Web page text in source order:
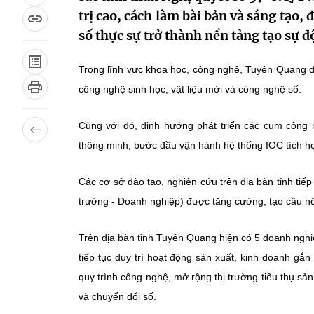
trị cao, cách làm bài bản và sáng tạo,
số thực sự trở thành nền tảng tạo sự
Trong lĩnh vực khoa học, công nghệ, Tuyên
công nghệ sinh học, vật liệu mới và công nghệ số.
Cùng với đó, định hướng phát triển các cụm
thông minh, bước đầu vận hành hệ thống IOC tích
Các cơ sở đào tạo, nghiên cứu trên địa bàn tỉnh
trường - Doanh nghiệp) được tăng cường, tạo cầu
Trên địa bàn tỉnh Tuyên Quang hiện có 5 doanh
tiếp tục duy trì hoạt động sản xuất, kinh doanh
quy trình công nghệ, mở rộng thị trường tiêu thụ
và chuyển đổi số.